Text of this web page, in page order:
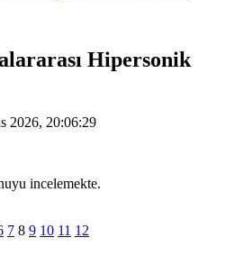
Hipersonik
2026, 20:06:29
incelemekte.
7 8 9 10 11 12